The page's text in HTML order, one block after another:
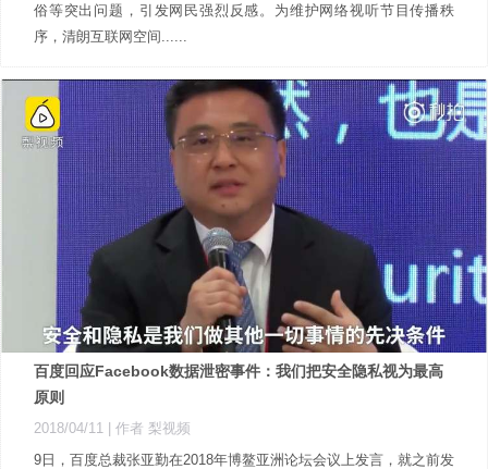
俗等突出问题，引发网民强烈反感。为维护网络视听节目传播秩
序，清朗互联网空间......
百度回应Facebook数据泄密事件：我们把安全隐私视为最高
原则
2018/04/11
| 作者 梨视频
9日，百度总裁张亚勤在2018年博鳌亚洲论坛会议上发言，就之前发